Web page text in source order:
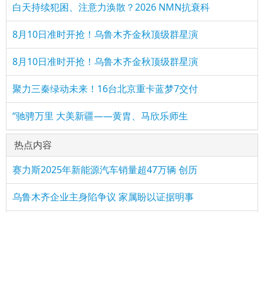
白天持续犯困、注意力涣散？2026 NMN抗衰科
8月10日准时开抢！乌鲁木齐金秋顶级群星演
8月10日准时开抢！乌鲁木齐金秋顶级群星演
聚力三秦绿动未来！16台北京重卡蓝梦7交付
“驰骋万里 大美新疆——黄胄、马欣乐师生
热点内容
赛力斯2025年新能源汽车销量超47万辆 创历
乌鲁木齐企业主身陷争议 家属盼以证据明事